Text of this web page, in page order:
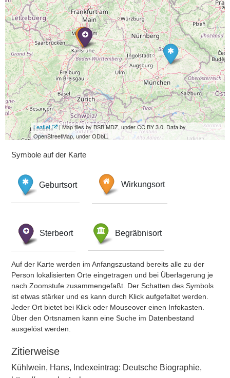
Leaflet
| Map tiles by BSB MDZ, under CC BY 3.0. Data by
OpenStreetMap, under ODbL.
Symbole auf der Karte
Geburtsort Wirkungsort
Sterbeort Begräbnisort
Auf der Karte werden im Anfangszustand bereits alle zu der
Person lokalisierten Orte eingetragen und bei Überlagerung je
nach Zoomstufe zusammengefaßt. Der Schatten des Symbols
ist etwas stärker und es kann durch Klick aufgefaltet werden.
Jeder Ort bietet bei Klick oder Mouseover einen Infokasten.
Über den Ortsnamen kann eine Suche im Datenbestand
ausgelöst werden.
Zitierweise
Kühlwein, Hans, Indexeintrag: Deutsche Biographie,